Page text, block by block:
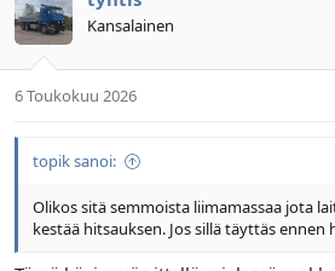
Kansalainen
6 Toukokuu 2026
topik sanoi:
Olikos sitä semmoista liimamassaa jota
kestää hitsauksen. Jos sillä täyttäs ennen